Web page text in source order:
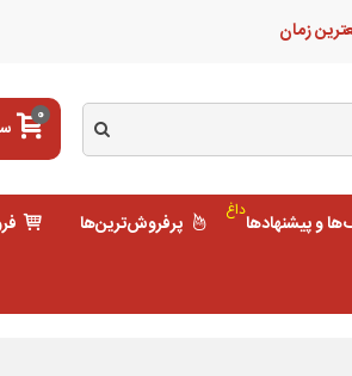
زمان
0
و پیشنهادهاداغ پرفروش‌ترین‌ها